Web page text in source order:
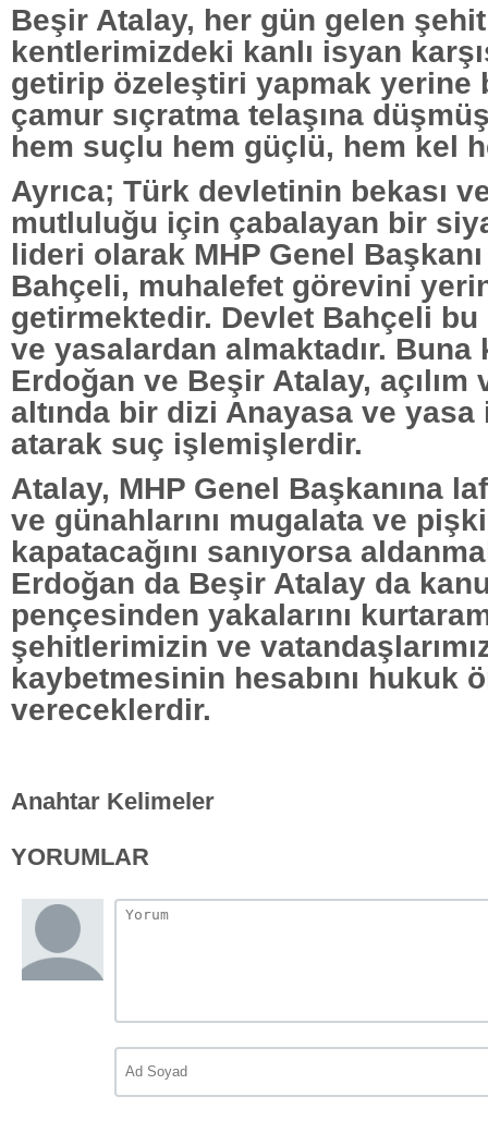
Beşir Atalay, her gün gelen
kentlerimizdeki kanlı isyan
getirip özeleştiri yapmak yerine
çamur sıçratma telaşına
hem suçlu hem güçlü, hem kel
Ayrıca; Türk devletinin bekası
mutluluğu için çabalayan bir
lideri olarak MHP Genel
Bahçeli, muhalefet görevini
getirmektedir. Devlet Bahçeli bu
ve yasalardan almaktadır. Buna
Erdoğan ve Beşir Atalay, açılım
altında bir dizi Anayasa ve
atarak suç işlemişlerdir.
Atalay, MHP Genel Başkanına
ve günahlarını mugalata ve
kapatacağını sanıyorsa
Erdoğan da Beşir Atalay da
pençesinden yakalarını
şehitlerimizin ve
kaybetmesinin hesabını hukuk
vereceklerdir.
Anahtar Kelimeler
YORUMLAR